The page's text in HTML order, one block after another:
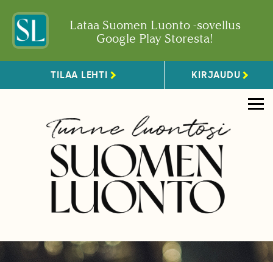
Lataa Suomen Luonto -sovellus
Google Play Storesta!
TILAA LEHTI KIRJAUDU